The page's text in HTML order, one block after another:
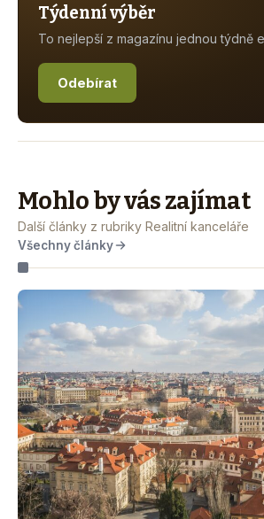
Týdenní výběr
To nejlepší z magazínu jednou týdně
Odebírat
Mohlo by vás zajímat
Další články z rubriky Realitní kanceláře
Všechny články